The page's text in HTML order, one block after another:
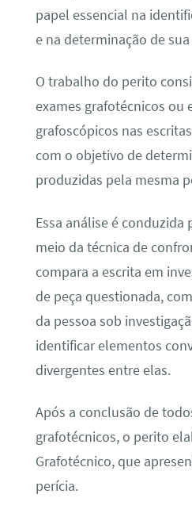
papel essencial na
e na determinação de
O trabalho do perito
exames grafotécnicos ou
grafoscópicos nas
com o objetivo de
produzidas pela mesma
Essa análise é
meio da técnica de
compara a escrita em
de peça questionada,
da pessoa sob
identificar elementos
divergentes entre elas.
Após a conclusão de
grafotécnicos, o perito
Grafotécnico, que
perícia.